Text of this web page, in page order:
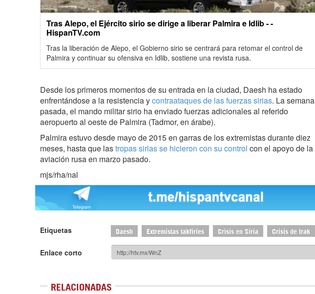
Tras Alepo, el Ejército sirio se dirige a liberar Palmira e Idlib - -
HispanTV.com
Tras la liberación de Alepo, el Gobierno sirio se centrará para retomar el control de
Palmira y continuar su ofensiva en Idlib, sostiene una revista rusa.
Desde los primeros momentos de su entrada en la ciudad, Daesh ha estado
enfrentándose a la resistencia ycontraataques de las fuerzas sirias. La semana
pasada, el mando militar sirio ha enviado fuerzas adicionales al referido
aeropuerto al oeste de Palmira (Tadmor, en árabe).
Palmira estuvo desde mayo de 2015 en garras de los extremistas durante diez
meses, hasta que lastropas sirias se hicieron con su control con el apoyo de la
aviación rusa en marzo pasado.
mjs/rha/nal
Etiquetas Daesh Extremistas takfiríes Crisis en Siria Crisis de Irak
Enlace corto
RELACIONADAS